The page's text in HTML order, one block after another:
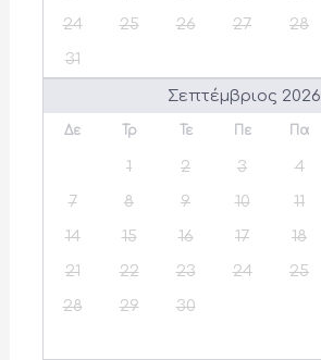
24
25 26 27 28
31
Σεπτέμβριος 2026
Δε Τρ Τε Πε Πα
1 2 3 4
7
8 9 10 11
14
15 16 17 18
21
22 23 24 25
28
29 30